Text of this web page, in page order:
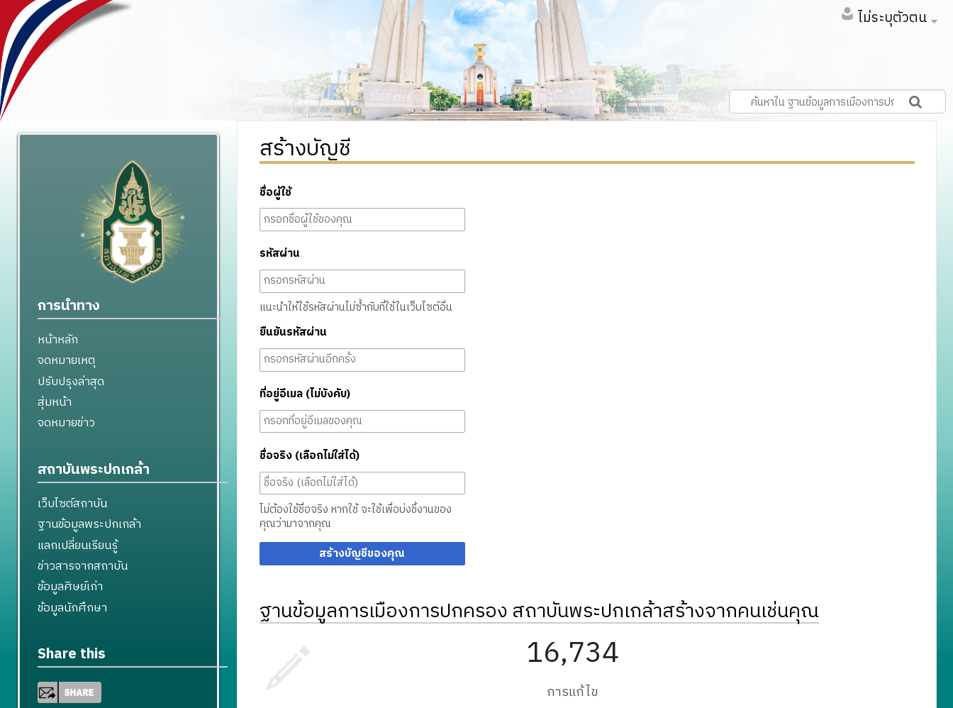
ไม่ระบุตัวตน
สร้างบัญชี
ชื่อผู้ใช้
รหัสผ่าน
แนะนำให้ใช้รหัสผ่านไม่ซ้ำกับที่ใช้ในเว็บไซต์อื่น
ยืนยันรหัสผ่าน
ที่อยู่อีเมล (ไม่บังคับ)
ชื่อจริง (เลือกไม่ใส่ได้)
ไม่ต้องใช้ชื่อจริง หากใช้ จะใช้เพื่อบ่งชี้งานของ
คุณว่ามาจากคุณ
สร้างบัญชีของคุณ
ฐานข้อมูลการเมืองการปกครอง สถาบันพระปกเกล้าสร้างจากคนเช่นคุณ
16,734
การแก้ไข
การนำทาง
หน้าหลัก
จดหมายเหตุ
ปรับปรุงล่าสุด
สุ่มหน้า
จดหมายข่าว
สถาบันพระปกเกล้า
เว็บไซต์สถาบัน
ฐานข้อมูลพระปกเกล้า
แลกเปลี่ยนเรียนรู้
ข่าวสารจากสถาบัน
ข้อมูลศิษย์เก่า
ข้อมูลนักศึกษา
Share this